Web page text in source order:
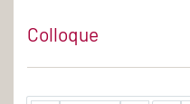
Colloque